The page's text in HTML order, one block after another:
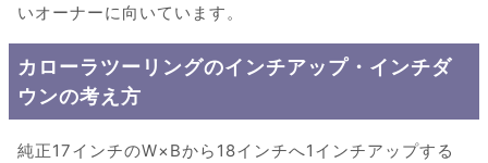
いオーナーに向いています。
カローラツーリングのインチアップ・インチダ
ウンの考え方
純正17インチのW×Bから18インチへ1インチアップする